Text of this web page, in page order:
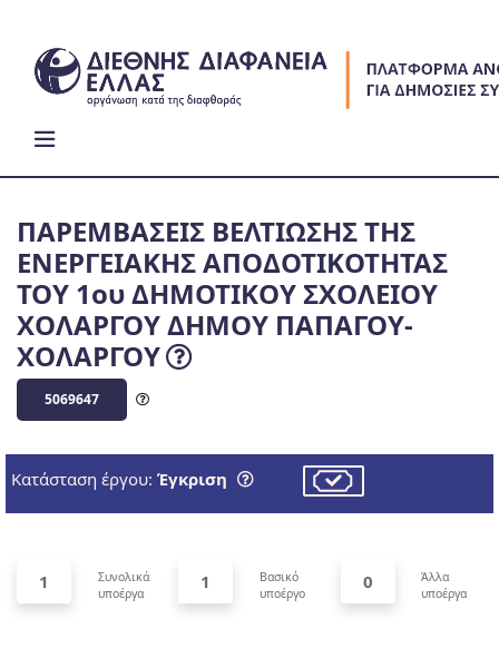
content
ΠΑΡΕΜΒΑΣΕΙΣ ΒΕΛΤΙΩΣΗΣ ΤΗΣ
ΕΝΕΡΓΕΙΑΚΗΣ ΑΠΟΔΟΤΙΚΟΤΗΤΑΣ
ΤΟΥ 1ου ΔΗΜΟΤΙΚΟΥ ΣΧΟΛΕΙΟΥ
ΧΟΛΑΡΓΟΥ ΔΗΜΟΥ ΠΑΠΑΓΟΥ-
ΧΟΛΑΡΓΟΥ
5069647
Κατάσταση έργου: Έγκριση
1
Συνολικά
υποέργα
1
Βασικό
υποέργο
0
Άλλα
υποέργα